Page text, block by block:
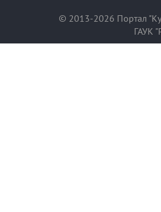
© 2013-2026 Портал
ГАУК